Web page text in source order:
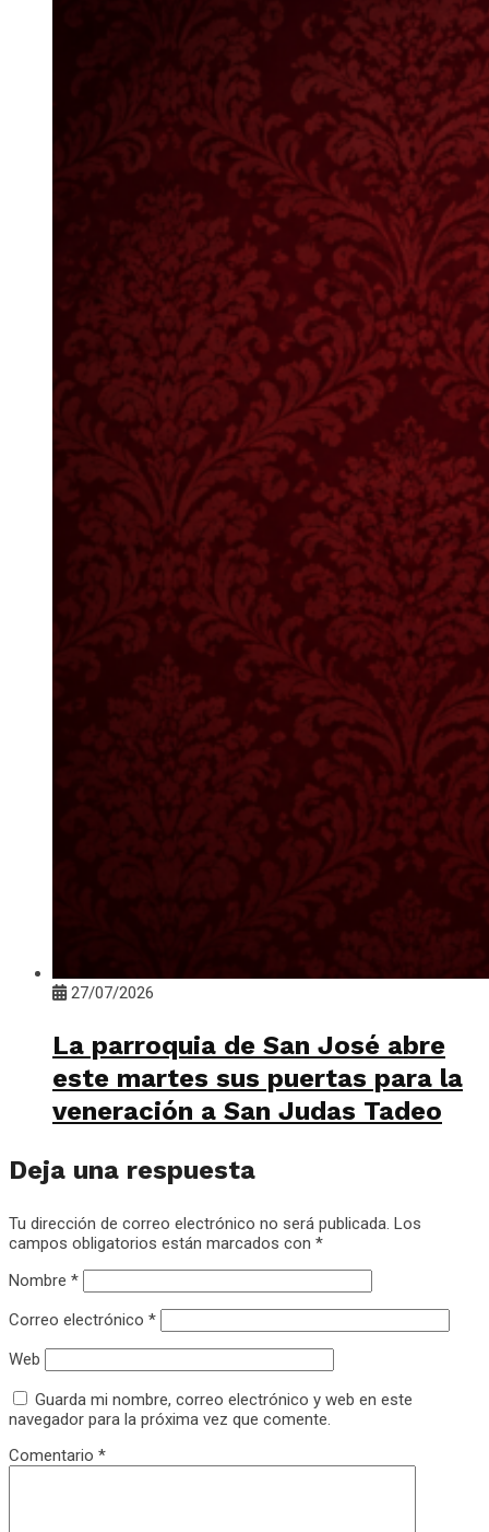
27/07/2026
La parroquia de San José abre
este martes sus puertas para la
veneración a San Judas Tadeo
Deja una respuesta
Tu dirección de correo electrónico no será publicada. Los
campos obligatorios están marcados con *
Nombre *
Correo electrónico *
Web
Guarda mi nombre, correo electrónico y web en este
navegador para la próxima vez que comente.
Comentario *